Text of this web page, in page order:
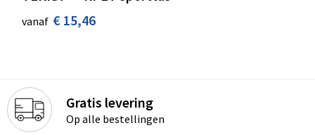
vanaf € 15,46
Gratis levering
Op alle bestellingen